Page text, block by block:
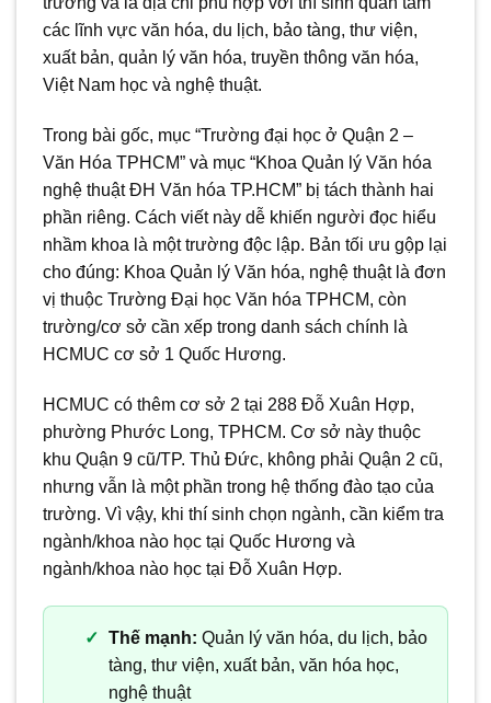
các lĩnh vực văn hóa, du lịch, bảo tàng, thư viện,
xuất bản, quản lý văn hóa, truyền thông văn hóa,
Việt Nam học và nghệ thuật.
Trong bài gốc, mục “Trường đại học ở Quận 2 –
Văn Hóa TPHCM” và mục “Khoa Quản lý Văn hóa
nghệ thuật ĐH Văn hóa TP.HCM” bị tách thành hai
phần riêng. Cách viết này dễ khiến người đọc hiểu
nhầm khoa là một trường độc lập. Bản tối ưu gộp lại
cho đúng: Khoa Quản lý Văn hóa, nghệ thuật là đơn
vị thuộc Trường Đại học Văn hóa TPHCM, còn
trường/cơ sở cần xếp trong danh sách chính là
HCMUC cơ sở 1 Quốc Hương.
HCMUC có thêm cơ sở 2 tại 288 Đỗ Xuân Hợp,
phường Phước Long, TPHCM. Cơ sở này thuộc
khu Quận 9 cũ/TP. Thủ Đức, không phải Quận 2 cũ,
nhưng vẫn là một phần trong hệ thống đào tạo của
trường. Vì vậy, khi thí sinh chọn ngành, cần kiểm tra
ngành/khoa nào học tại Quốc Hương và
ngành/khoa nào học tại Đỗ Xuân Hợp.
Thế mạnh: Quản lý văn hóa, du lịch, bảo
tàng, thư viện, xuất bản, văn hóa học,
nghệ thuật